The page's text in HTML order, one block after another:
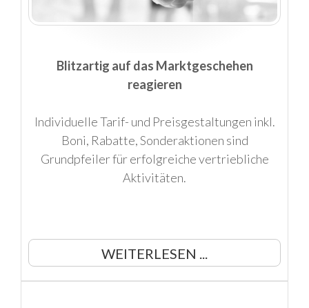
Blitzartig auf das Marktgeschehen
reagieren
Individuelle Tarif- und Preisgestaltungen inkl.
Boni, Rabatte, Sonderaktionen sind
Grundpfeiler für erfolgreiche vertriebliche
Aktivitäten.
WEITERLESEN ...